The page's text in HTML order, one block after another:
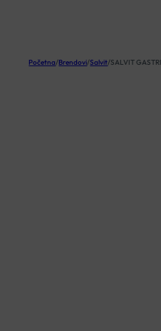
Početna/Brendovi/Salvit/SALVIT